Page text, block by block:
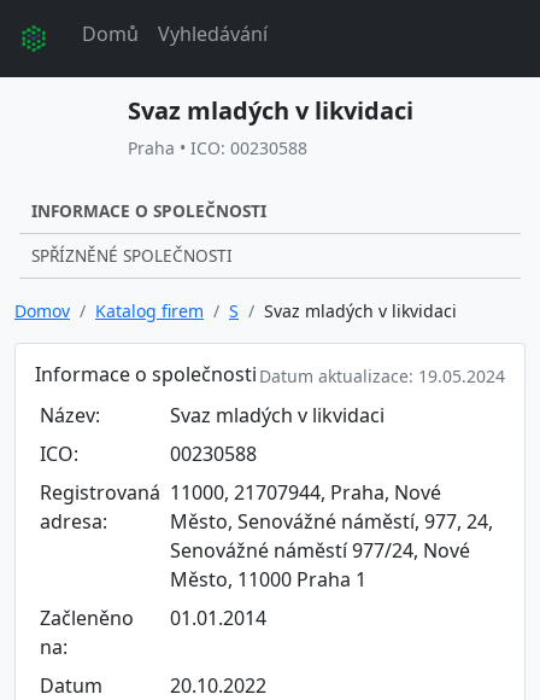
Domů Vyhledávání
Svaz mladých v likvidaci
Praha • ICO: 00230588
INFORMACE O SPOLEČNOSTI
SPŘÍZNĚNÉ SPOLEČNOSTI
Domov Katalog firem S Svaz mladých v likvidaci
Informace o společnosti Datum aktualizace: 19.05.2024
Název:
Svaz mladých v likvidaci
ICO:
00230588
Registrovaná
adresa:
11000, 21707944, Praha, Nové
Město, Senovážné náměstí, 977, 24,
Senovážné náměstí 977/24, Nové
Město, 11000 Praha 1
Začleněno
na:
01.01.2014
Datum
20.10.2022